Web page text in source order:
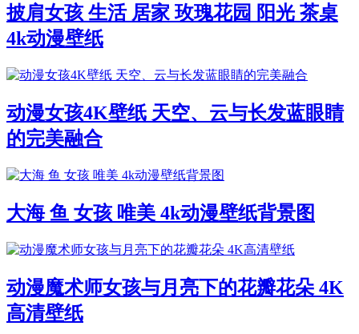
披肩女孩 生活 居家 玫瑰花园 阳光 茶桌
4k动漫壁纸
动漫女孩4K壁纸 天空、云与长发蓝眼睛
的完美融合
大海 鱼 女孩 唯美 4k动漫壁纸背景图
动漫魔术师女孩与月亮下的花瓣花朵 4K
高清壁纸